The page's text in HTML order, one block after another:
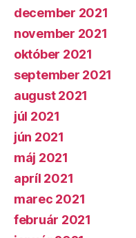
december 2021
november 2021
október 2021
september 2021
august 2021
júl 2021
jún 2021
máj 2021
apríl 2021
marec 2021
február 2021